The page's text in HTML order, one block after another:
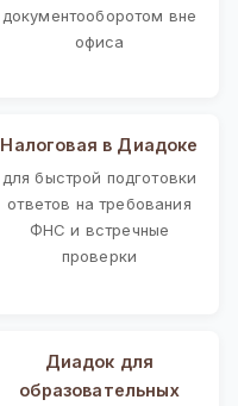
документооборотом вне
офиса
Налоговая в Диадоке
для быстрой подготовки
ответов на требования
ФНС и встречные
проверки
Диадок для
образовательных